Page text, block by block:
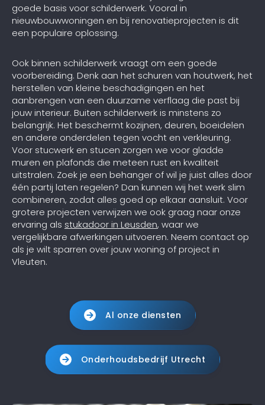
goede basis voor schilderwerk. Vooral in
nieuwbouwwoningen en bij renovatieprojecten is dit
een populaire oplossing.
Ook binnen schilderwerk vraagt om een goede
voorbereiding. Denk aan het schuren van houtwerk, het
herstellen van kleine beschadigingen en het
aanbrengen van een duurzame verflaag die past bij
jouw interieur. Buiten schilderwerk is minstens zo
belangrijk. Het beschermt kozijnen, deuren, boeidelen
en andere onderdelen tegen vocht en verkleuring.
Voor stucwerk en stucen zorgen we voor gladde
muren en plafonds die meteen rust en kwaliteit
uitstralen. Zoek je een behanger of wil je juist alles door
één partij laten regelen? Dan kunnen wij het werk slim
combineren, zodat alles goed op elkaar aansluit. Voor
grotere projecten verwijzen we ook graag naar onze
ervaring als stukadoor in Leusden, waar we
vergelijkbare afwerkingen uitvoeren. Neem contact op
als je wilt sparren over jouw woning of project in
Vleuten.
Al onze diensten
Onderhoudsbedrijf Utrecht